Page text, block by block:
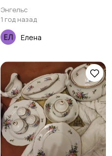
Энгельс
1 год назад
Елена